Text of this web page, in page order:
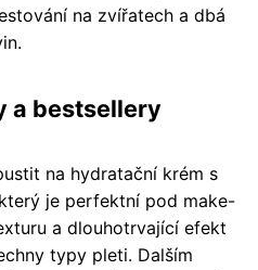
na zvířatech a dbá
a bestsellery
na hydratační krém s
je perfektní pod make-
a dlouhotrvající efekt
typy pleti. Dalším